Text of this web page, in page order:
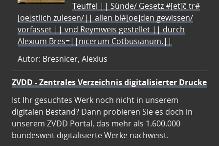
Teuffel || Sünde/ Gesetz #[et]c̃ tr#
[oe]stlich zulesen/|| allen bl#[oe]den gewissen/
vorfasset || vnd Reymweis gestellet || durch
Alexium Bres=||nicerum Cotbusianum.||
Autor: Bresnicer, Alexius
ZVDD - Zentrales Verzeichnis digitalisierter Drucke
Ist Ihr gesuchtes Werk noch nicht in unserem
digitalen Bestand? Dann probieren Sie es doch in
unserem ZVDD Portal, das mehr als 1.600.000
bundesweit digitalisierte Werke nachweist.